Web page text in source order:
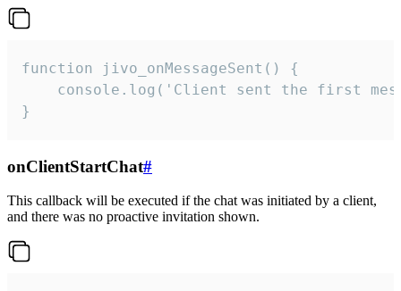
function jivo_onMessageSent() {
console.log('Client sent the first
}
onClientStartChat#
This callback will be executed if the chat was initiated by a client,
and there was no proactive invitation shown.